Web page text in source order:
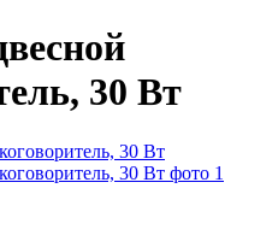
30 Вт